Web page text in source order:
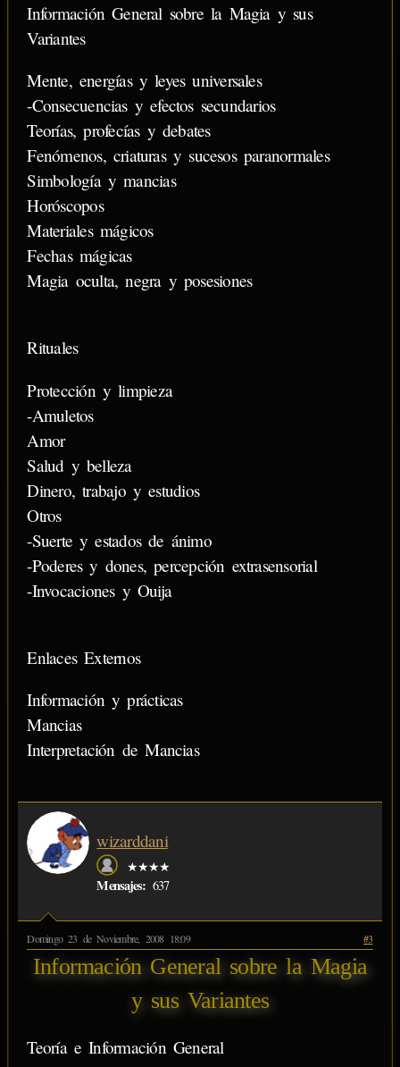
Información General sobre la Magia y sus
Variantes
Mente, energías y leyes universales
-Consecuencias y efectos secundarios
Teorías, profecías y debates
Fenómenos, criaturas y sucesos paranormales
Simbología y mancias
Horóscopos
Materiales mágicos
Fechas mágicas
Magia oculta, negra y posesiones
Rituales
Protección y limpieza
-Amuletos
Amor
Salud y belleza
Dinero, trabajo y estudios
Otros
-Suerte y estados de ánimo
-Poderes y dones, percepción extrasensorial
-Invocaciones y Ouija
Enlaces Externos
Información y prácticas
Mancias
Interpretación de Mancias
wizarddani
★★★★
Mensajes: 637
Domingo 23 de Noviembre, 2008 18:09 #3
Información General sobre la Magia
y sus Variantes
Teoría e Información General